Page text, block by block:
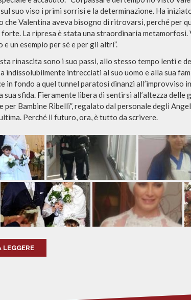
suo viso i primi sorrisi e la determinazione. Ha
che Valentina aveva bisogno di ritrovarsi, perché per
La ripresa è stata una straordinaria metamorfosi.
un esempio per sé e per gli altri”.
rinascita sono i suo passi, allo stesso tempo lenti e
indissolubilmente intrecciati al suo uomo e alla sua
in fondo a quel tunnel paratosi dinanzi all’improvviso
sua sfida. Fieramente libera di sentirsi all’altezza delle
per Bambine Ribelli”, regalato dal personale degli
Perché il futuro, ora, è tutto da scrivere.